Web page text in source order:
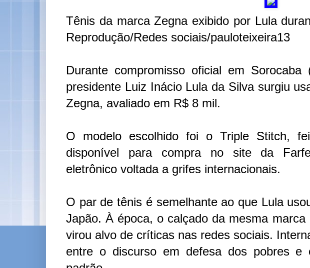
Tênis da marca Zegna exibido por Lula
Reprodução/Redes sociais/pauloteixeira13
Durante compromisso oficial em
presidente Luiz Inácio Lula da Silva surgiu
Zegna, avaliado em R$ 8 mil.
O modelo escolhido foi o Triple Stitch,
disponível para compra no site da
eletrônico voltada a grifes internacionais.
O par de tênis é semelhante ao que Lula
Japão. À época, o calçado da mesma
virou alvo de críticas nas redes sociais.
entre o discurso em defesa dos pobres